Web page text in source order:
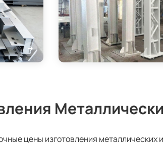
цены изготовления